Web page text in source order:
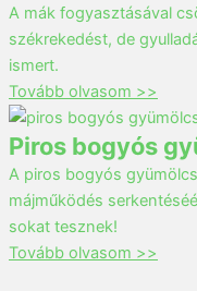
A mák fogyasztásával
székrekedést, de
ismert.
Tovább olvasom >>
Piros bogyós
A piros bogyós
májműködés
sokat tesznek!
Tovább olvasom >>